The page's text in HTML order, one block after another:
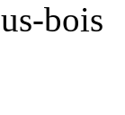
bois